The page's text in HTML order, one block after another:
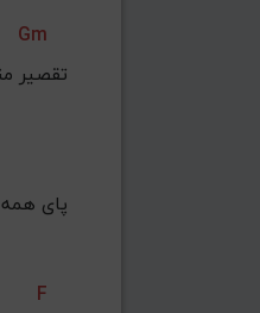
Gm
پای
F